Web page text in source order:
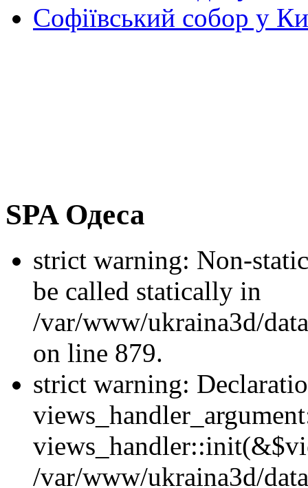
Софіївський собор у
SPA Одеса
strict warning: Non-
be called statically in
/var/www/ukraina3d/
on line 879.
strict warning:
/var/www/ukraina3d/